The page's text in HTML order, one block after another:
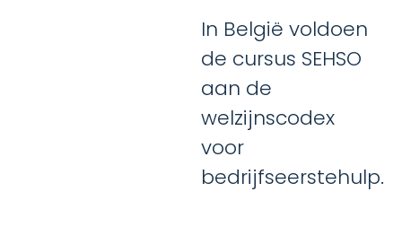
In België voldoen
de cursus SEHSO
aan de
welzijnscodex
voor
bedrijfseerstehulp.